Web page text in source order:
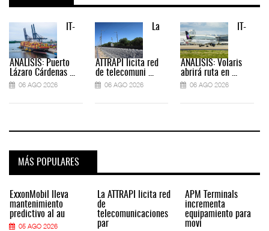
IT-
ANÁLISIS: Puerto
Lázaro Cárdenas ...
06 AGO 2026
La
ATTRAPI licita red
de telecomuni ...
06 AGO 2026
IT-
ANÁLISIS: Volaris
abrirá ruta en ...
06 AGO 2026
MÁS POPULARES
ExxonMobil lleva
mantenimiento
predictivo al au
05 AGO 2026
La ATTRAPI licita red
de
telecomunicaciones
par
APM Terminals
incrementa
equipamiento para
movi